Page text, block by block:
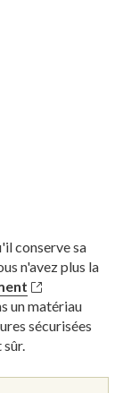
conserve sa
n'avez plus la
un matériau
sécurisées